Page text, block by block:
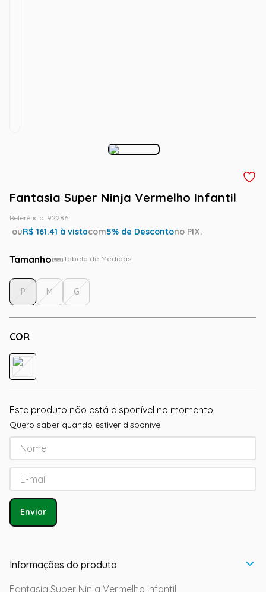
Fantasia Super Ninja Vermelho Infantil
Referência: 92286
ouR$ 161.41 à vistacom5% de Descontono PIX.
Tamanho Tabela de Medidas
COR
P M G
Este produto não está disponível no momento
Quero saber quando estiver disponível
Enviar
Informações do produto
Fantasia Super Ninja Vermelho Infantil